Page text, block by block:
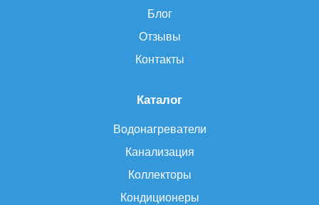
Каталог
Водонагреватели
Канализация
Коллекторы
Кондиционеры
Блог
Отзывы
Контакты